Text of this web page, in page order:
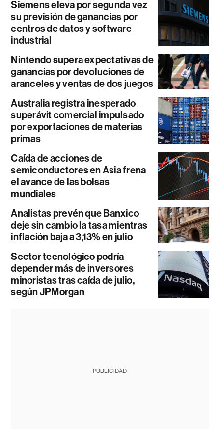
Siemens eleva por segunda vez
su previsión de ganancias por
centros de datos y software
industrial
Nintendo supera expectativas de
ganancias por devoluciones de
aranceles y ventas de dos juegos
Australia registra inesperado
superávit comercial impulsado
por exportaciones de materias
primas
Caída de acciones de
semiconductores en Asia frena
el avance de las bolsas
mundiales
Analistas prevén que Banxico
deje sin cambio la tasa mientras
inflación baja a 3,13% en julio
Sector tecnológico podría
depender más de inversores
minoristas tras caída de julio,
según JPMorgan
PUBLICIDAD